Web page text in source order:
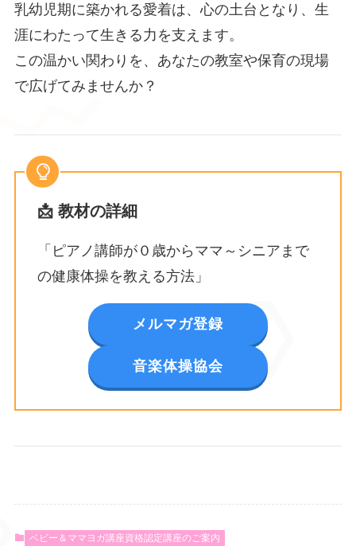
乳幼児期に築かれる愛着は、心の土台となり、生
涯にわたって生きる力を支えます。
この温かい関わりを、あなたの教室や保育の現場
で広げてみませんか？
📩 教材の詳細
「ピアノ講師が０歳からママ～シニアまで
の健康体操を教える方法」
メルマガ登録
音楽体操協会
ベビー＆ママヨガ講座資格認定講座のご案内